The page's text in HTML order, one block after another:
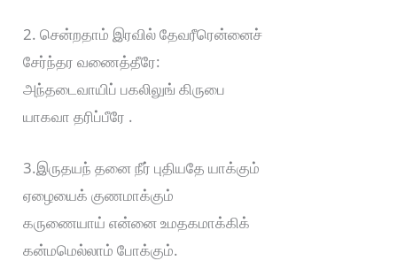
2. சென்றதாம் இரவில் தேவரீரென்னைச்
சேர்ந்தர வணைத்தீரே:
அந்தடைவாயிப் பகலிலுங் கிருபை
யாகவா தரிப்பீரே .
3.இருதயந் தனை நீர் புதியதே யாக்கும்
ஏழையைக் குணமாக்கும்
கருணையாய் என்னை உமதகமாக்கிக்
கன்மமெல்லாம் போக்கும்.